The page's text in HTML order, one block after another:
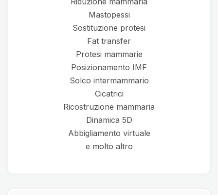
Mastopessi
Sostituzione protesi
Fat transfer
Protesi mammarie
Posizionamento IMF
Solco intermammario
Cicatrici
Ricostruzione mammaria
Dinamica 5D
Abbigliamento virtuale
e molto altro